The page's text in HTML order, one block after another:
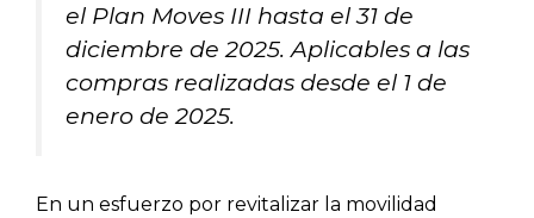
el Plan Moves III hasta el 31 de
diciembre de 2025. Aplicables a las
compras realizadas desde el 1 de
enero de 2025.
En un esfuerzo por revitalizar la movilidad